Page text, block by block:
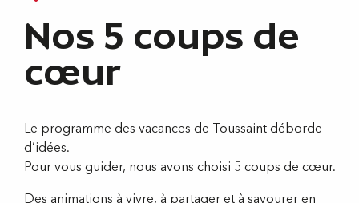
Nos 5 coups de
cœur
Le programme des vacances de Toussaint déborde
d’idées.
Pour vous guider, nous avons choisi 5 coups de cœur.
Des animations à vivre, à partager et à savourer en